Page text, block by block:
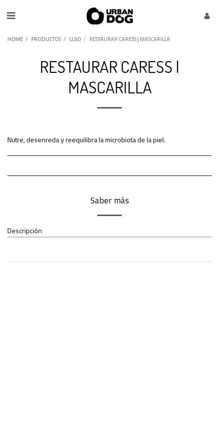
HOME PRODUCTOS LUJO RESTAURAR CARESS | MASCARILLA
RESTAURAR CARESS |
MASCARILLA
Nutre, desenreda y reequilibra la microbiota de la piel.
Saber más
Descripción